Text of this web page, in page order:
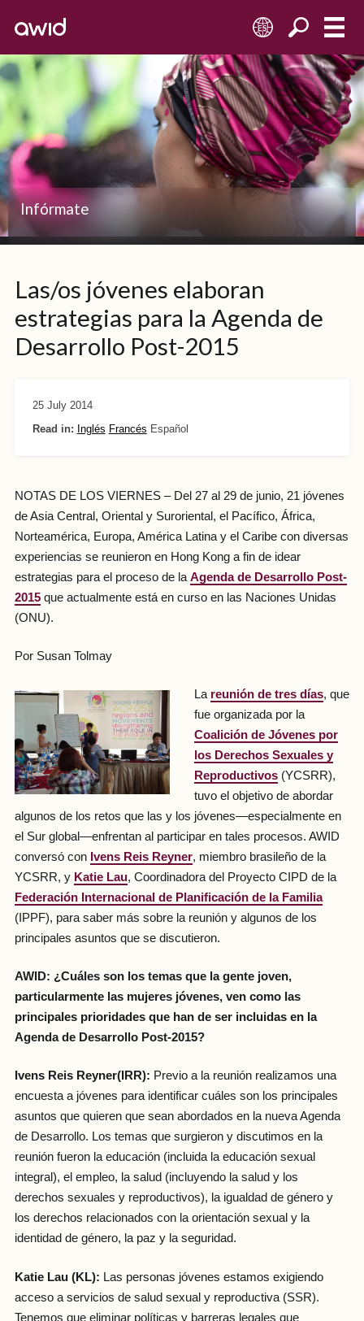
ES
Infórmate
Las/os jóvenes elaboran
estrategias para la Agenda de
Desarrollo Post-2015
25 July 2014
Read in: Inglés Francés Español
NOTAS DE LOS VIERNES – Del 27 al 29 de junio, 21 jóvenes
de Asia Central, Oriental y Suroriental, el Pacífico, África,
Norteamérica, Europa, América Latina y el Caribe con diversas
experiencias se reunieron en Hong Kong a fin de idear
estrategias para el proceso de la Agenda de Desarrollo Post-
2015que actualmente está en curso en las Naciones Unidas
(ONU).
Por Susan Tolmay
La reunión de tres días, que
fue organizada por la
Coalición de Jóvenes por
los Derechos Sexuales y
Reproductivos(YCSRR),
tuvo el objetivo de abordar
algunos de los retos que las y los jóvenes—especialmente en
el Sur global—enfrentan al participar en tales procesos. AWID
conversó con Ivens Reis Reyner, miembro brasileño de la
YCSRR, y Katie Lau, Coordinadora del Proyecto CIPD de la
Federación Internacional de Planificación de la Familia
(IPPF), para saber más sobre la reunión y algunos de los
principales asuntos que se discutieron.
AWID: ¿Cuáles son los temas que la gente joven,
particularmente las mujeres jóvenes, ven como las
principales prioridades que han de ser incluidas en la
Agenda de Desarrollo Post-2015?
Ivens Reis Reyner(IRR): Previo a la reunión realizamos una
encuesta a jóvenes para identificar cuáles son los principales
asuntos que quieren que sean abordados en la nueva Agenda
de Desarrollo. Los temas que surgieron y discutimos en la
reunión fueron la educación (incluida la educación sexual
integral), el empleo, la salud (incluyendo la salud y los
derechos sexuales y reproductivos), la igualdad de género y
los derechos relacionados con la orientación sexual y la
identidad de género, la paz y la seguridad.
Katie Lau(KL): Las personas jóvenes estamos exigiendo
acceso a servicios de salud sexual y reproductiva (SSR).
Tenemos que eliminar políticas y barreras legales que